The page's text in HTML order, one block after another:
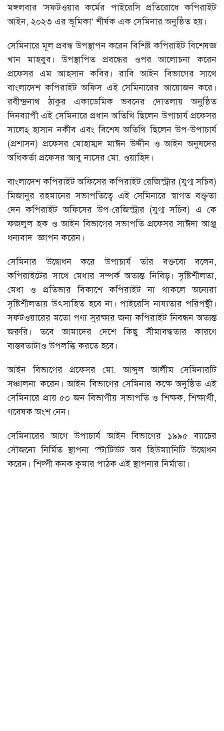
মঙ্গলবার ‘সফটওয়ার কর্মের পাইরেসি প্রতিরোধে কপিরাইট
আইন, ২০২৩ এর ভূমিকা’ শীর্ষক এক সেমিনার অনুষ্ঠিত হয়।
সেমিনারে মূল প্রবন্ধ উপস্থাপন করেন বিশিষ্ট কপিরাইট বিশেষজ্ঞ
খান মাহবুব। উপস্থাপিত প্রবন্ধের ওপর আলোচনা করেন
প্রফেসর এম আহসান কবির। রাবি আইন বিভাগের সাথে
বাংলাদেশ কপিরাইট অফিস এই সেমিনারের আয়োজন করে।
রবীন্দ্রনাথ ঠাকুর একাডেমিক ভবনের দোতলায় অনুষ্ঠিত
দিনব্যাপী এই সেমিনারে প্রধান অতিথি ছিলেন উপাচার্য প্রফেসর
সালেহ্ হাসান নকীব এবং বিশেষ অতিথি ছিলেন উপ-উপাচার্য
(প্রশাসন) প্রফেসর মোহাম্মদ মাঈন উদ্দীন ও আইন অনুষদের
অধিকর্তা প্রফেসর আবু নাসের মো. ওয়াহিদ।
বাংলাদেশ কপিরাইট অফিসের কপিরাইট রেজিস্ট্রার (যুগ্ম সচিব)
মিজানুর রহমানের সভাপতিত্বে এই সেমিনারে স্বাগত বক্তৃতা
দেন কপিরাইট অফিসের উপ-রেজিস্ট্রার (যুগ্ম সচিব) এ কে
ফজলুল হক ও আইন বিভাগের সভাপতি প্রফেসর সাঈদা আঞ্জু
ধন্যবাদ জ্ঞাপন করেন।
সেমিনার উদ্বোধন করে উপাচার্য তাঁর বক্তব্যে বলেন,
কপিরাইটের সাথে মেধার সম্পর্ক অত্যন্ত নিবিড়। সৃষ্টিশীলতা,
মেধা ও প্রতিভার বিকাশে কপিরাইট না থাকলে অন্যেরা
সৃষ্টিশীলতায় উৎসাহিত হবে না। পাইরেসি নায্যতার পরিপন্থী।
সফটওয়ারের মতো পণ্য সুরক্ষার জন্য কপিরাইট নিবন্ধন অত্যন্ত
জরুরি। তবে আমাদের দেশে কিছু সীমাবদ্ধতার কারণে
বাস্তবতাটাও উপলব্ধি করতে হবে।
আইন বিভাগের প্রফেসর মো. আব্দুল আলীম সেমিনারটি
সঞ্চালনা করেন। আইন বিভাগের সেমিনার কক্ষে অনুষ্ঠিত এই
সেমিনারে প্রায় ৫০ জন বিভাগীয় সভাপতি ও শিক্ষক, শিক্ষার্থী,
গবেষক অংশ নেন।
সেমিনারের আগে উপাচার্য আইন বিভাগের ১৯৯৫ ব্যাচের
সৌজন্যে নির্মিত স্থাপনা ‘স্টাটিউট অব হিউম্যানিটি উদ্বোধন
করেন। শিল্পী কনক কুমার পাঠক এই স্থাপনার নির্মাতা।